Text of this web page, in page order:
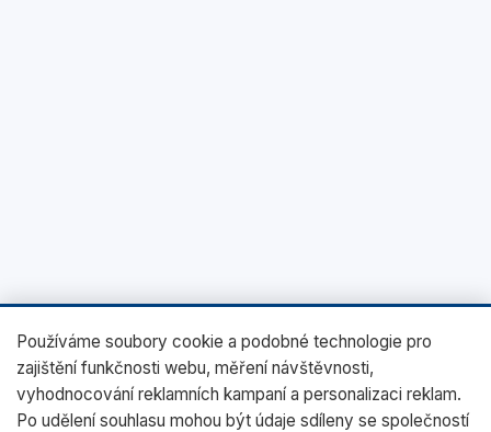
Používáme soubory cookie a podobné technologie pro
zajištění funkčnosti webu, měření návštěvnosti,
vyhodnocování reklamních kampaní a personalizaci reklam.
Po udělení souhlasu mohou být údaje sdíleny se společností